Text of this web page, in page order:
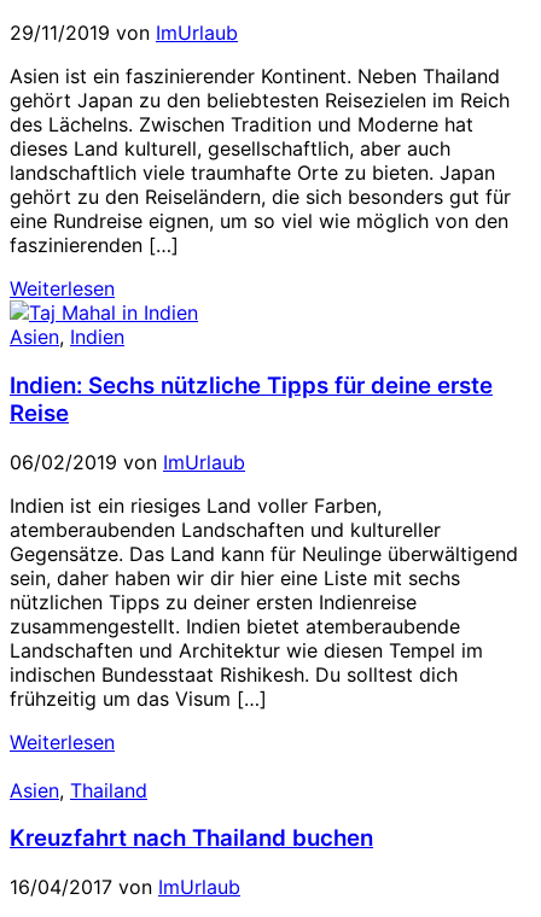
29/11/2019 von ImUrlaub
Asien ist ein faszinierender Kontinent. Neben Thailand
gehört Japan zu den beliebtesten Reisezielen im Reich
des Lächelns. Zwischen Tradition und Moderne hat
dieses Land kulturell, gesellschaftlich, aber auch
landschaftlich viele traumhafte Orte zu bieten. Japan
gehört zu den Reiseländern, die sich besonders gut für
eine Rundreise eignen, um so viel wie möglich von den
faszinierenden […]
Weiterlesen
Asien, Indien
Indien: Sechs nützliche Tipps für deine erste
Reise
06/02/2019 von ImUrlaub
Indien ist ein riesiges Land voller Farben,
atemberaubenden Landschaften und kultureller
Gegensätze. Das Land kann für Neulinge überwältigend
sein, daher haben wir dir hier eine Liste mit sechs
nützlichen Tipps zu deiner ersten Indienreise
zusammengestellt. Indien bietet atemberaubende
Landschaften und Architektur wie diesen Tempel im
indischen Bundesstaat Rishikesh. Du solltest dich
frühzeitig um das Visum […]
Weiterlesen
Asien, Thailand
Kreuzfahrt nach Thailand buchen
16/04/2017 von ImUrlaub